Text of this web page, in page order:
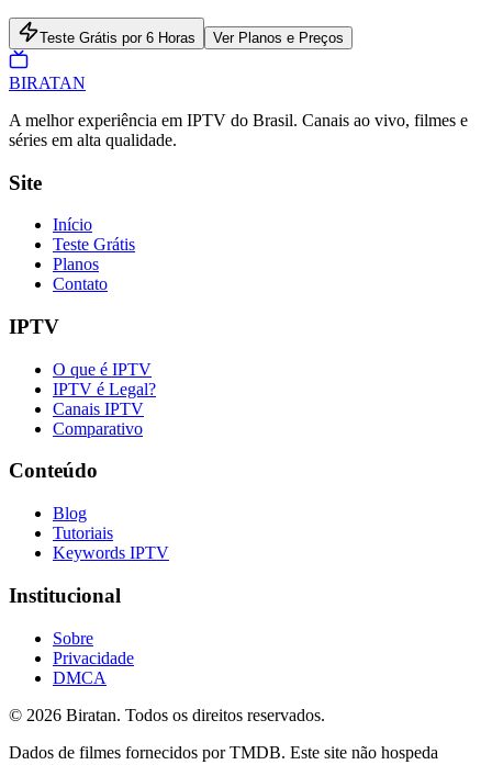
Teste Grátis por 6 Horas Ver Planos e Preços
BIRATAN
A melhor experiência em IPTV do Brasil. Canais ao vivo, filmes e
séries em alta qualidade.
Site
Início
Teste Grátis
Planos
Contato
IPTV
O que é IPTV
IPTV é Legal?
Canais IPTV
Comparativo
Conteúdo
Blog
Tutoriais
Keywords IPTV
Institucional
Sobre
Privacidade
DMCA
© 2026 Biratan. Todos os direitos reservados.
Dados de filmes fornecidos por TMDB. Este site não hospeda